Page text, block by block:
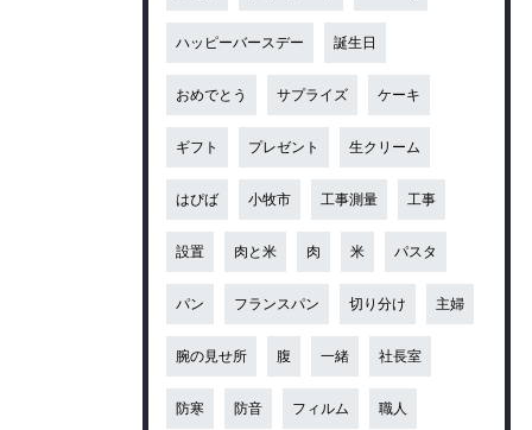
ハッピーバースデー 誕生日
おめでとう サプライズ ケーキ
ギフト プレゼント 生クリーム
はぴば 小牧市 工事測量 工事
設置 肉と米 肉 米 パスタ
パン フランスパン 切り分け 主婦
腕の見せ所 腹 一緒 社長室
防寒 防音 フィルム 職人